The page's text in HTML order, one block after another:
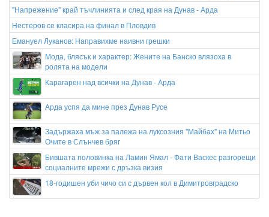
"Напрежение" край тъчлинията и след края на Дунав - Арда
Нестеров се класира на финал в Пловдив
Емануел Луканов: Направихме наивни грешки
Мода, блясък и характер: Жените на Банско влязоха в
ролята на модели
Карагарен над всички на Дунав - Арда
Арда успя да мине през Дунав Русе
Задържаха мъж за палежа на луксозния "Майбах" на Митьо
Очите в Слънчев бряг
Бившата половинка на Ламин Ямал - Фати Васкес разгорещи
социалните мрежи с дръзка визия
18-годишен уби чичо си с дървен кол в Димитровградско